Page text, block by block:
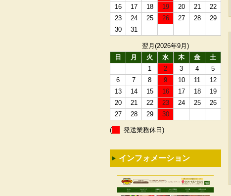
16
17 18 19 20 21
22
23
24 25 26 27 28
29
30
31
翌月(2026年9月)
日
月 火 水 木 金
土
1
2 3 4
5
6
7 8 9 10 11
12
13
14 15 16 17 18
19
20
21 22 23 24 25
26
27
28 29 30
( 発送業務休日)
インフォメーション